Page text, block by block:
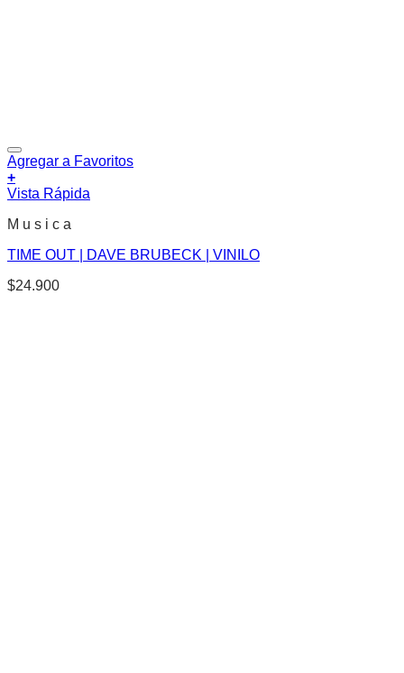
Agregar a Favoritos
+
Vista Rápida
M u s i c a
TIME OUT | DAVE BRUBECK | VINILO
$24.900